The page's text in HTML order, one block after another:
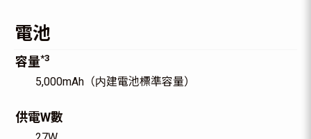
電池
容量*3
5,000mAh（内建電池標準容量）
供電W數